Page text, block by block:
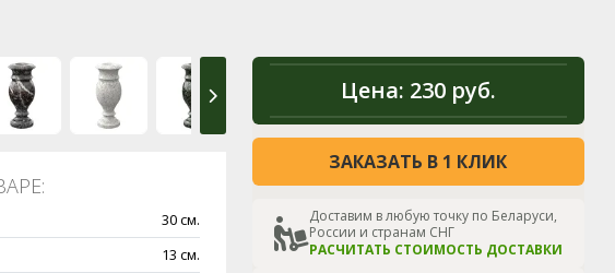
Цена: 230 руб.
ЗАКАЗАТЬ В 1 КЛИК
Доставим в любую точку по Беларуси,
России и странам СНГ
РАСЧИТАТЬ СТОИМОСТЬ ДОСТАВКИ
30 см.
13 см.